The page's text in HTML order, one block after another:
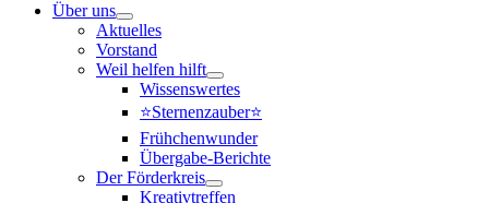
Über uns
Aktuelles
Vorstand
Weil helfen hilft
Wissenswertes
⭐Sternenzauber⭐
Frühchenwunder
Übergabe-Berichte
Der Förderkreis
Kreativtreffen